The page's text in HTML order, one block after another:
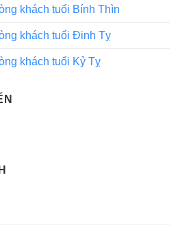
khách tuổi Bính Thìn
khách tuổi Đinh Tỵ
khách tuổi Kỷ Tỵ